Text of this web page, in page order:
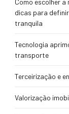
Como escolher
dicas para
tranquila
Tecnologia
transporte
Terceirização e
Valorização